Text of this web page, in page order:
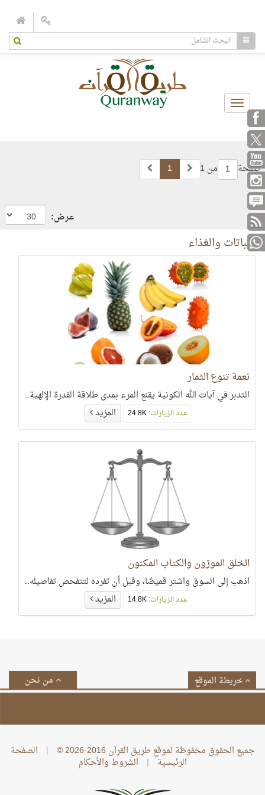
Toggle
navigation
صفحة 1 من 1 1
عرض:
النباتات والغذاء
نعمة تنوع الثمار
التدبر في آيات الله الكونية يقنع المرء بمدى طلاقة القدرة الإلهية..
عدد الزيارات:24.8K المزيد
الخلق الموزون والكتاب المكنون
اذهب إلى السوق واشتر قميصًا، وقبل أن تفرده لتتفحص تفاصيله..
عدد الزيارات:14.8K المزيد
من نحن خريطة الموقع
جميع الحقوق محفوظة لموقع طريق القرآن 2016-2026 © | الصفحة
الرئيسية | الشروط والأحكام